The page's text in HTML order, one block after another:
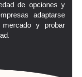
de opciones y
adaptarse
y probar